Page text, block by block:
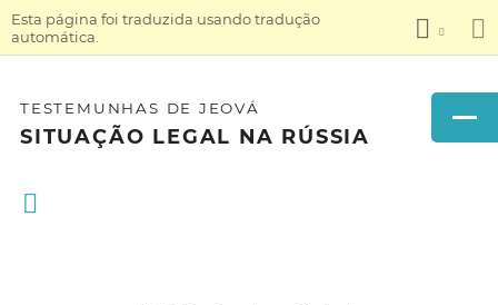
Esta página foi traduzida usando tradução
automática.
TESTEMUNHAS DE JEOVÁ
SITUAÇÃO LEGAL NA RÚSSIA